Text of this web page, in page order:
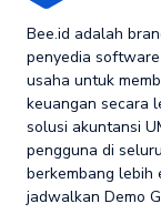
Bee.id adalah
penyedia
usaha untuk
keuangan secara
solusi akuntansi
pengguna di
berkembang lebih
jadwalkan Demo